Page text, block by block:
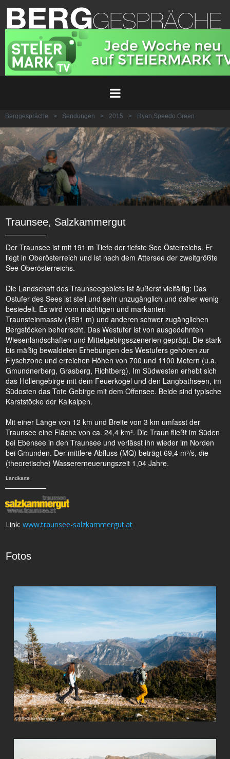
Berggespräche > Sendungen > 2015 > Ryan Speedo Green
Traunsee, Salzkammergut
Der Traunsee ist mit 191 m Tiefe der tiefste See Österreichs. Er
liegt in Oberösterreich und ist nach dem Attersee der zweitgrößte
See Oberösterreichs.
Die Landschaft des Traunseegebiets ist äußerst vielfältig: Das
Ostufer des Sees ist steil und sehr unzugänglich und daher wenig
besiedelt. Es wird vom mächtigen und markanten
Traunsteinmassiv (1691 m) und anderen schwer zugänglichen
Bergstöcken beherrscht. Das Westufer ist von ausgedehnten
Wiesenlandschaften und Mittelgebirgsszenerien geprägt. Die stark
bis mäßig bewaldeten Erhebungen des Westufers gehören zur
Flyschzone und erreichen Höhen von 700 und 1100 Metern (u.a.
Gmundnerberg, Grasberg, Richtberg). Im Südwesten erhebt sich
das Höllengebirge mit dem Feuerkogel und den Langbathseen, im
Südosten das Tote Gebirge mit dem Offensee. Beide sind typische
Karststöcke der Kalkalpen.
Mit einer Länge von 12 km und Breite von 3 km umfasst der
Traunsee eine Fläche von ca. 24,4 km². Die Traun fließt im Süden
bei Ebensee in den Traunsee und verlässt ihn wieder im Norden
bei Gmunden. Der mittlere Abfluss (MQ) beträgt 69,4 m³/s, die
(theoretische) Wassererneuerungszeit 1,04 Jahre.
Landkarte
Link: www.traunsee-salzkammergut.at
Fotos